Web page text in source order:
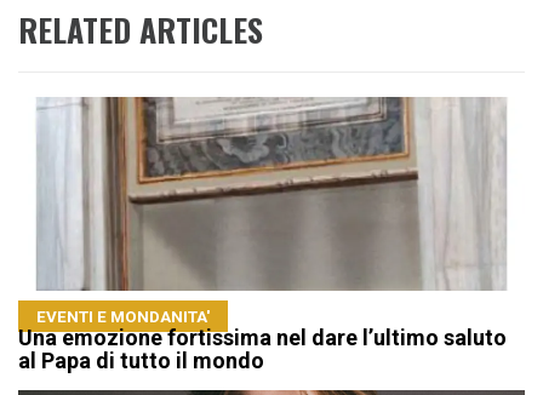
RELATED ARTICLES
EVENTI E MONDANITA'
Una emozione fortissima nel dare l’ultimo saluto
al Papa di tutto il mondo